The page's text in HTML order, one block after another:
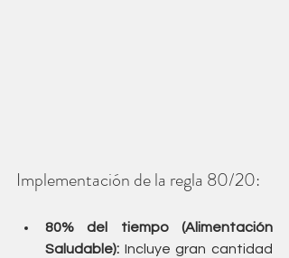
Implementación de la regla 80/20:
80% del tiempo (Alimentación
Saludable): Incluye gran cantidad